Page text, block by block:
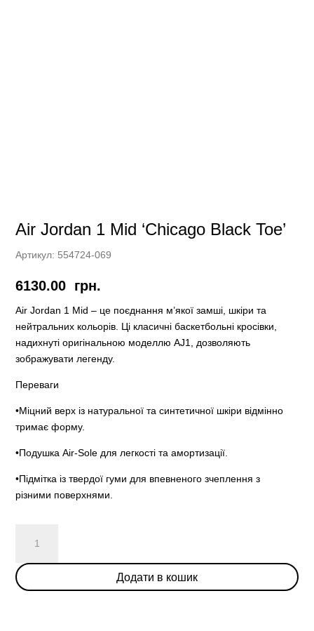
Air Jordan 1 Mid ‘Chicago Black Toe’
Артикул: 554724-069
6130.00 грн.
Air Jordan 1 Mid – це поєднання м’якої замші, шкіри та
нейтральних кольорів. Ці класичні баскетбольні кросівки,
надихнуті оригінальною моделлю AJ1, дозволяють
зображувати легенду.
Переваги
•Міцний верх із натуральної та синтетичної шкіри відмінно
тримає форму.
•Подушка Air-Sole для легкості та амортизації.
•Підмітка із твердої гуми для впевненого зчеплення з
різними поверхнями.
Jordan
1
Mid
Додати в кошик